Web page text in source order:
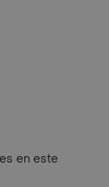
en este